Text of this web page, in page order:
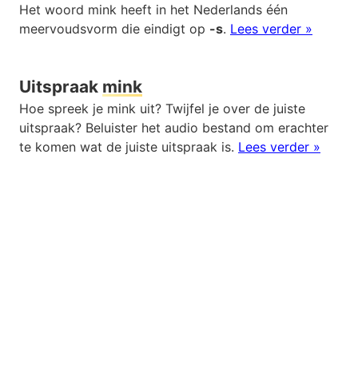
Het woord mink heeft in het Nederlands één
meervoudsvorm die eindigt op -s. Lees verder »
Uitspraak mink
Hoe spreek je mink uit? Twijfel je over de juiste
uitspraak? Beluister het audio bestand om erachter
te komen wat de juiste uitspraak is. Lees verder »